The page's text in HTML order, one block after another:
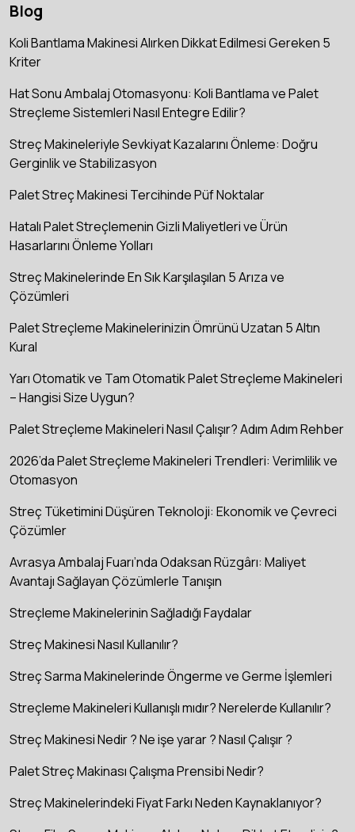
Blog
Koli Bantlama Makinesi Alırken Dikkat Edilmesi Gereken 5
Kriter
Hat Sonu Ambalaj Otomasyonu: Koli Bantlama ve Palet
Streçleme Sistemleri Nasıl Entegre Edilir?
Streç Makineleriyle Sevkiyat Kazalarını Önleme: Doğru
Gerginlik ve Stabilizasyon
Palet Streç Makinesi Tercihinde Püf Noktalar
Hatalı Palet Streçlemenin Gizli Maliyetleri ve Ürün
Hasarlarını Önleme Yolları
Streç Makinelerinde En Sık Karşılaşılan 5 Arıza ve
Çözümleri
Palet Streçleme Makinelerinizin Ömrünü Uzatan 5 Altın
Kural
Yarı Otomatik ve Tam Otomatik Palet Streçleme Makineleri
– Hangisi Size Uygun?
Palet Streçleme Makineleri Nasıl Çalışır? Adım Adım Rehber
2026’da Palet Streçleme Makineleri Trendleri: Verimlilik ve
Otomasyon
Streç Tüketimini Düşüren Teknoloji: Ekonomik ve Çevreci
Çözümler
Avrasya Ambalaj Fuarı’nda Odaksan Rüzgârı: Maliyet
Avantajı Sağlayan Çözümlerle Tanışın
Streçleme Makinelerinin Sağladığı Faydalar
Streç Makinesi Nasıl Kullanılır?
Streç Sarma Makinelerinde Öngerme ve Germe İşlemleri
Streçleme Makineleri Kullanışlı mıdır? Nerelerde Kullanılır?
Streç Makinesi Nedir ? Ne işe yarar ? Nasıl Çalışır ?
Palet Streç Makinası Çalışma Prensibi Nedir?
Streç Makinelerindeki Fiyat Farkı Neden Kaynaklanıyor?